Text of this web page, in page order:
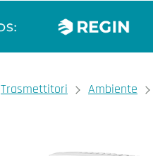
Trasmettitori Ambiente